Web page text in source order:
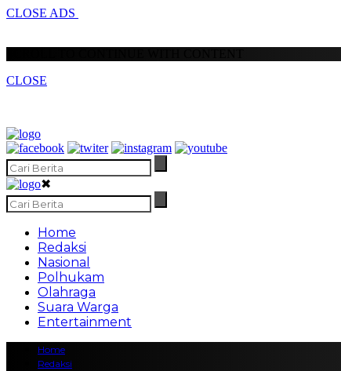
CLOSE ADS
CLOSE
✖
Home
Redaksi
Nasional
Polhukam
Olahraga
Suara Warga
Entertainment
Home
Redaksi